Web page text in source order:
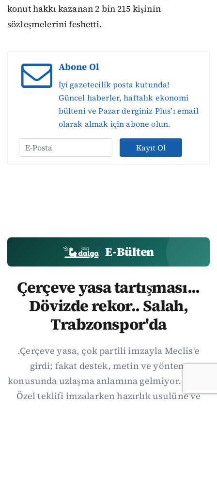
konut hakkı kazanan 2 bin 215 kişinin
sözleşmelerini feshetti.
Abone Ol
İyi gazetecilik posta kutunda!
Güncel haberler, haftalık ekonomi
bülteni ve Pazar derginiz Plus’ı email
olarak almak için abone olun.
Kayıt Ol
E-Bülten
Çerçeve yasa tartışması...
Dövizde rekor.. Salah,
Trabzonspor'da
.Çerçeve yasa, çok partili imzayla Meclis'e
girdi; fakat destek, metin ve yöntem
konusunda uzlaşma anlamına gelmiyor. Özgür
Özel teklifi imzalarken hazırlık usulüne ve